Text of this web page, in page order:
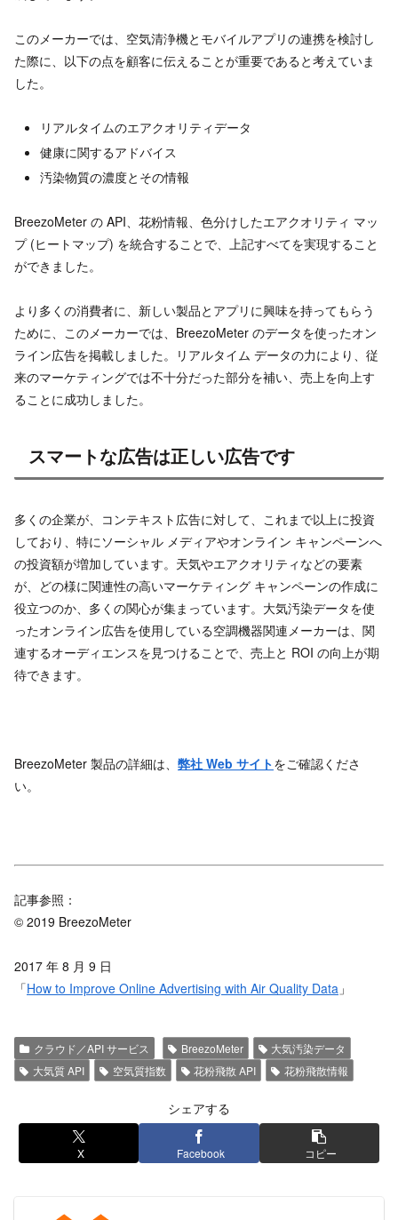
このメーカーでは、空気清浄機とモバイルアプリの連携を検討し
た際に、以下の点を顧客に伝えることが重要であると考えていま
した。
リアルタイムのエアクオリティデータ
健康に関するアドバイス
汚染物質の濃度とその情報
BreezoMeter の API、花粉情報、色分けしたエアクオリティ マッ
プ (ヒートマップ) を統合することで、上記すべてを実現すること
ができました。
より多くの消費者に、新しい製品とアプリに興味を持ってもらう
ために、このメーカーでは、BreezoMeter のデータを使ったオン
ライン広告を掲載しました。リアルタイム データの力により、従
来のマーケティングでは不十分だった部分を補い、売上を向上す
ることに成功しました。
スマートな広告は正しい広告です
多くの企業が、コンテキスト広告に対して、これまで以上に投資
しており、特にソーシャル メディアやオンライン キャンペーンへ
の投資額が増加しています。天気やエアクオリティなどの要素
が、どの様に関連性の高いマーケティング キャンペーンの作成に
役立つのか、多くの関心が集まっています。大気汚染データを使
ったオンライン広告を使用している空調機器関連メーカーは、関
連するオーディエンスを見つけることで、売上と ROI の向上が期
待できます。
BreezoMeter 製品の詳細は、 弊社 Web サイトをご確認くださ
い。
記事参照：
© 2019 BreezoMeter
2017 年 8 月 9 日
「How to Improve Online Advertising with Air Quality Data 」
クラウド／API サービス BreezoMeter
大気汚染データ
大気質 API
空気質指数 花粉飛散 API 花粉飛散情報
シェアする
X Facebook コピー